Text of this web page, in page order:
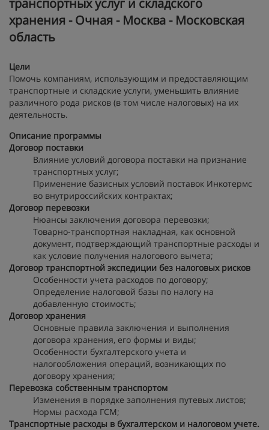
транспортных услуг и складского
хранения - Очная - Москва - Московская
область
Цели
Помочь компаниям, использующим и предоставляющим
транспортные и складские услуги, уменьшить влияние
различного рода рисков (в том числе налоговых) на их
деятельность.
Описание программы
Договор поставки
Влияние условий договора поставки на признание
транспортных услуг;
Применение базисных условий поставок Инкотермс
во внутрироссийских контрактах;
Договор перевозки
Нюансы заключения договора перевозки;
Товарно-транспортная накладная, как основной
документ, подтверждающий транспортные расходы и
как условие получения налогового вычета;
Договор транспортной экспедиции без налоговых рисков
Особенности учета расходов по договору;
Определение налоговой базы по налогу на
добавленную стоимость;
Договор хранения
Основные правила заключения и выполнения
договора хранения, его формы и виды;
Особенности бухгалтерского учета и
налогообложения операций, возникающих по
договору хранения;
Перевозка собственным транспортом
Изменения в порядке заполнения путевых листов;
Нормы расхода ГСМ;
Транспортные расходы в бухгалтерском и налоговом учете.